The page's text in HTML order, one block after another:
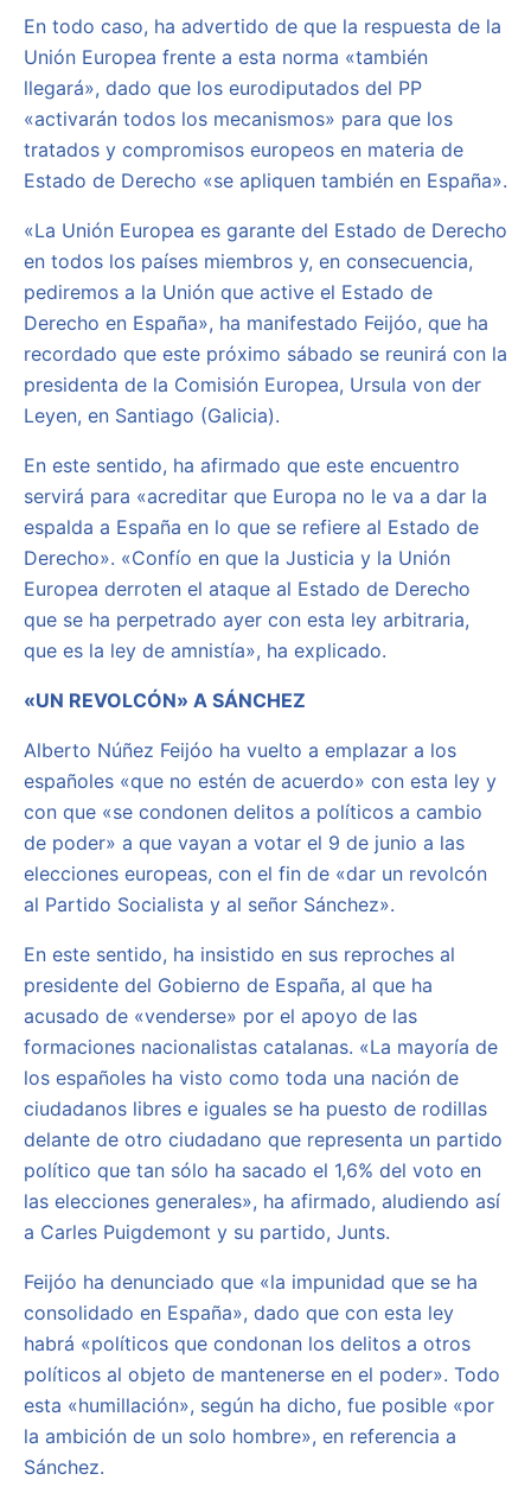
En todo caso, ha advertido de que la respuesta de la
Unión Europea frente a esta norma «también
llegará», dado que los eurodiputados del PP
«activarán todos los mecanismos» para que los
tratados y compromisos europeos en materia de
Estado de Derecho «se apliquen también en España».
«La Unión Europea es garante del Estado de Derecho
en todos los países miembros y, en consecuencia,
pediremos a la Unión que active el Estado de
Derecho en España», ha manifestado Feijóo, que ha
recordado que este próximo sábado se reunirá con la
presidenta de la Comisión Europea, Ursula von der
Leyen, en Santiago (Galicia).
En este sentido, ha afirmado que este encuentro
servirá para «acreditar que Europa no le va a dar la
espalda a España en lo que se refiere al Estado de
Derecho». «Confío en que la Justicia y la Unión
Europea derroten el ataque al Estado de Derecho
que se ha perpetrado ayer con esta ley arbitraria,
que es la ley de amnistía», ha explicado.
«UN REVOLCÓN» A SÁNCHEZ
Alberto Núñez Feijóo ha vuelto a emplazar a los
españoles «que no estén de acuerdo» con esta ley y
con que «se condonen delitos a políticos a cambio
de poder» a que vayan a votar el 9 de junio a las
elecciones europeas, con el fin de «dar un revolcón
al Partido Socialista y al señor Sánchez».
En este sentido, ha insistido en sus reproches al
presidente del Gobierno de España, al que ha
acusado de «venderse» por el apoyo de las
formaciones nacionalistas catalanas. «La mayoría de
los españoles ha visto como toda una nación de
ciudadanos libres e iguales se ha puesto de rodillas
delante de otro ciudadano que representa un partido
político que tan sólo ha sacado el 1,6% del voto en
las elecciones generales», ha afirmado, aludiendo así
a Carles Puigdemont y su partido, Junts.
Feijóo ha denunciado que «la impunidad que se ha
consolidado en España», dado que con esta ley
habrá «políticos que condonan los delitos a otros
políticos al objeto de mantenerse en el poder». Todo
esta «humillación», según ha dicho, fue posible «por
la ambición de un solo hombre», en referencia a
Sánchez.